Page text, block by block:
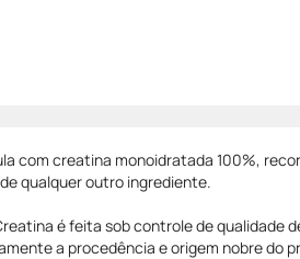
com creatina monoidratada 100%,
qualquer outro ingrediente.
é feita sob controle de qualidade
a procedência e origem nobre do